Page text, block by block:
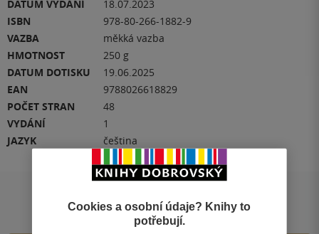
DATUM VYDÁNÍ
18.07.2023
ISBN
978-80-266-1882-9
VAZBA
měkká vazba
HMOTNOST
250 g
DATUM DOTISKU
19.06.2025
EAN
9788026618829
POČET STRAN
48
VYDÁNÍ
1
JAZYK
čeština
Hodnocení a recenze čtenářů
Cookies a osobní údaje? Knihy to
potřebují.